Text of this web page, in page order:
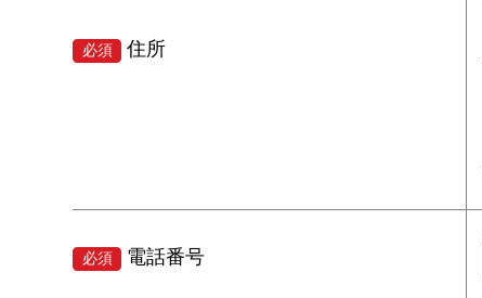
必須 住所
必須 電話番号